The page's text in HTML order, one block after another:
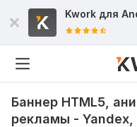
Kwork для
Баннер HTML5,
рекламы - Yandex,